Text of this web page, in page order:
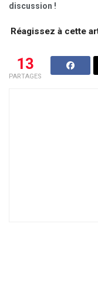
discussion !
Réagissez à cette
13
PARTAGES